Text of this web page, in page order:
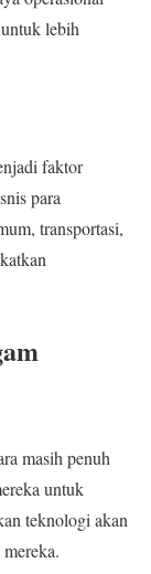
lebih
faktor
para
transportasi,
masih penuh
untuk
teknologi akan